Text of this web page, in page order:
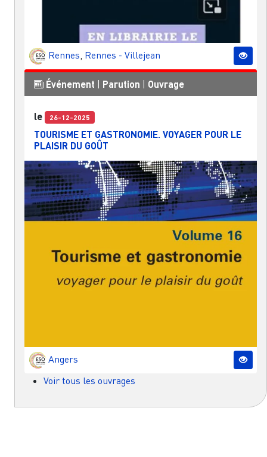
Rennes, Rennes - Villejean
Événement Parution Ouvrage
le 26-12-2025
TOURISME ET GASTRONOMIE. VOYAGER POUR LE
PLAISIR DU GOÛT
Angers
Voir tous les ouvrages